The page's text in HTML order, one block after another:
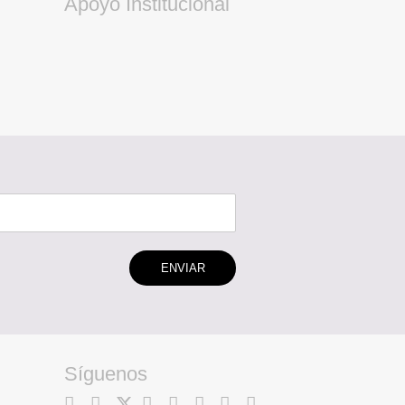
ENVIAR
Síguenos